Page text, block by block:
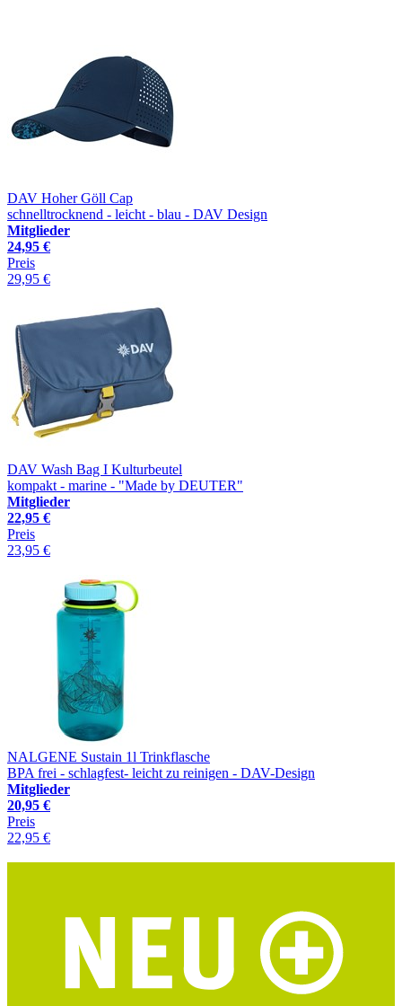
DAV Hoher Göll Cap
schnelltrocknend - leicht - blau - DAV Design
Mitglieder
24,95 €
Preis
29,95 €
DAV Wash Bag I Kulturbeutel
kompakt - marine - "Made by DEUTER"
Mitglieder
22,95 €
Preis
23,95 €
NALGENE Sustain 1l Trinkflasche
BPA frei - schlagfest- leicht zu reinigen - DAV-Design
Mitglieder
20,95 €
Preis
22,95 €